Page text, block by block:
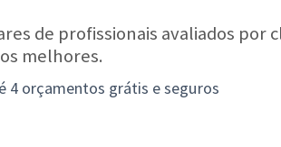
de profissionais avaliados
melhores.
4 orçamentos grátis e seguros